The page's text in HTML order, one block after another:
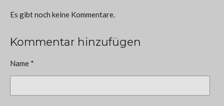
Es gibt noch keine Kommentare.
Kommentar hinzufügen
Name *